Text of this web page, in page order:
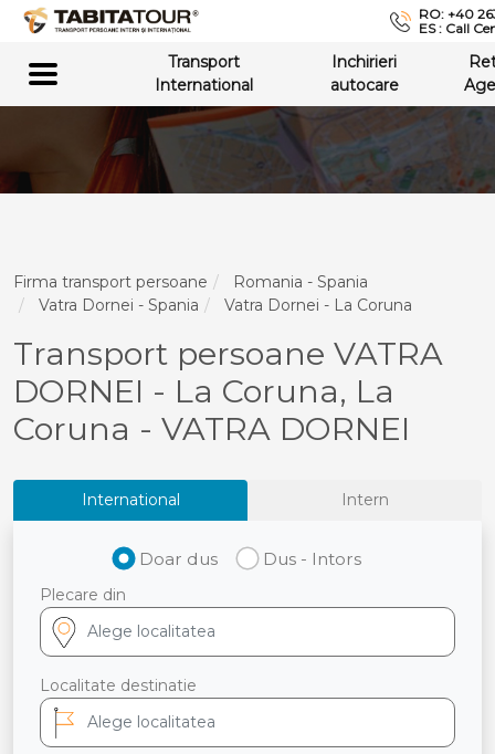
RO: +40
ES : Call
Transport
International
Inchirieri
autocare
Firma transport persoane
Romania - Spania
Vatra Dornei - Spania
Vatra Dornei - La Coruna
Transport persoane VATRA
DORNEI - La Coruna, La
Coruna - VATRA DORNEI
International Intern
Doar dus Dus - Intors
Plecare din
Localitate destinatie